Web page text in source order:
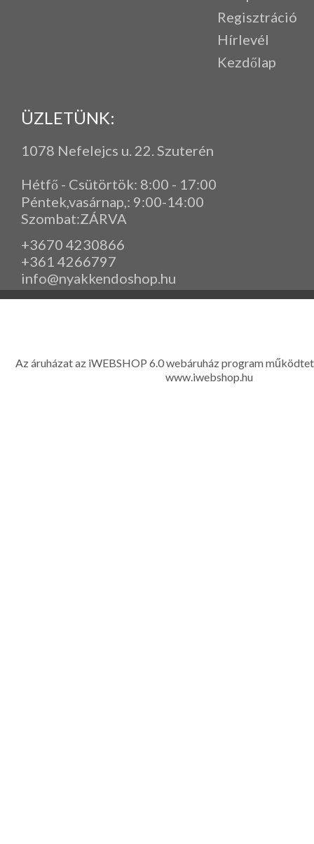
Regisztráció
Hírlevél
Kezdőlap
ÜZLETÜNK:
1078 Nefelejcs u. 22. Szuterén
Hétfő - Csütörtök: 8:00 - 17:00
Péntek,vasárnap, : 9:00-14:00
Szombat:ZÁRVA
+3670 4230866
+361 4266797
info@nyakkendoshop.hu
Az áruházat az iWEBSHOP 6.0 webáruház program
www.iwebshop.hu